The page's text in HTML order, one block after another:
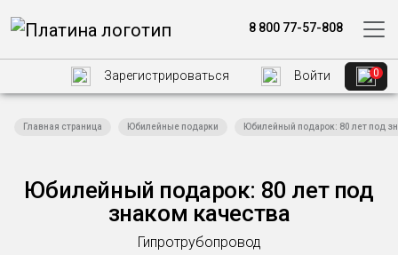
8 800 77-57-808
Зарегистрироваться Войти 0
Главная страница Юбилейные подарки Юбилейный подарок: 80 лет под
Юбилейный подарок: 80 лет под
знаком качества
Гипротрубопровод